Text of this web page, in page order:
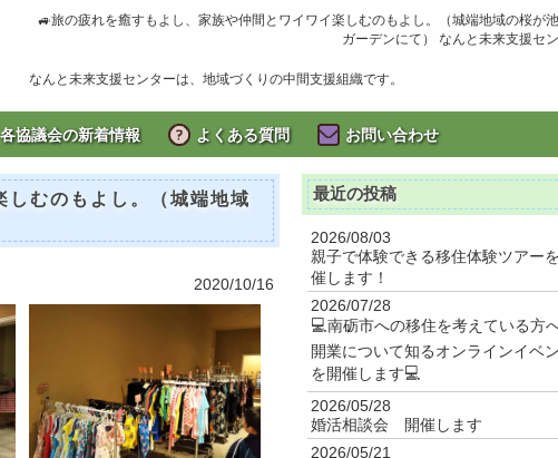
🚙旅の疲れを癒すもよし、家族や仲間とワイワイ楽しむのもよし。（城端地域の桜が
ガーデンにて） なんと未来支援セ
なんと未来支援センターは、地域づくりの中間支援組織です。
各協議会の新着情報 よくある質問 お問い合わせ
しむのもよし。（城端地域
2020/10/16
最近の投稿
2026/08/03
親子で体験できる移住体験ツアー
催します！
2026/07/28
💻南砺市への移住を考えている方へ
開業について知るオンラインイベ
を開催します💻
2026/05/28
婚活相談会 開催します
2026/05/21